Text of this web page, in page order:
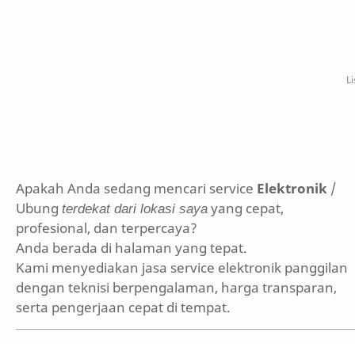
Apakah Anda sedang mencari service Elektronik /
Ubung terdekat dari lokasi sayayang cepat,
profesional, dan terpercaya?
Anda berada di halaman yang tepat.
Kami menyediakan jasa service elektronik panggilan
dengan teknisi berpengalaman, harga transparan,
serta pengerjaan cepat di tempat.